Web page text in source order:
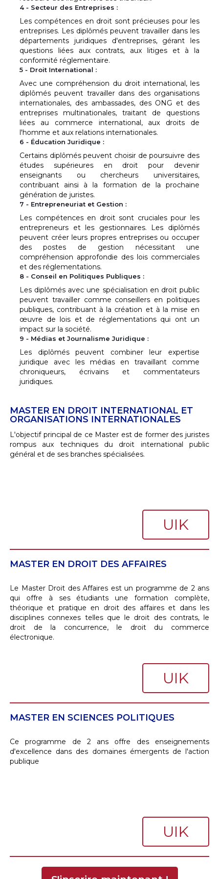
4 - Secteur des Entreprises :
Les compétences en droit sont précieuses pour les
entreprises. Les diplômés peuvent travailler dans les
départements juridiques d'entreprises, gérant les
questions liées aux contrats, aux litiges et à la
conformité réglementaire.
5 - Droit International :
Avec une compréhension du droit international, les
diplômés peuvent travailler dans des organisations
internationales, des ambassades, des ONG et des
entreprises multinationales, traitant de questions
liées au commerce international, aux droits de
l'homme et aux relations internationales.
6 - Éducation Juridique :
Certains diplômés peuvent choisir de poursuivre des
études supérieures en droit pour devenir
enseignants ou chercheurs universitaires,
contribuant ainsi à la formation de la prochaine
génération de juristes.
7 - Entrepreneuriat et Gestion :
Les compétences en droit sont cruciales pour les
entrepreneurs et les gestionnaires. Les diplômés
peuvent créer leurs propres entreprises ou occuper
des postes de gestion nécessitant une
compréhension approfondie des lois commerciales
et des réglementations.
8 - Conseil en Politiques Publiques :
Les diplômés avec une spécialisation en droit public
peuvent travailler comme conseillers en politiques
publiques, contribuant à la création et à la mise en
œuvre de lois et de réglementations qui ont un
impact sur la société.
9 - Médias et Journalisme Juridique :
Les diplômés peuvent combiner leur expertise
juridique avec les médias en travaillant comme
chroniqueurs, écrivains et commentateurs
juridiques.
MASTER EN DROIT INTERNATIONAL ET
ORGANISATIONS INTERNATIONALES
L'objectif principal de ce Master est de former des juristes
rompus aux techniques du droit international public
général et de ses branches spécialisées.
UIK
MASTER EN DROIT DES AFFAIRES
Le Master Droit des Affaires est un programme de 2 ans
qui offre à ses étudiants une formation complète,
théorique et pratique en droit des affaires et dans les
disciplines connexes telles que le droit des contrats, le
droit de la concurrence, le droit du commerce
électronique.
UIK
MASTER EN SCIENCES POLITIQUES
Ce programme de 2 ans offre des enseignements
d'excellence dans des domaines émergents de l'action
publique
UIK